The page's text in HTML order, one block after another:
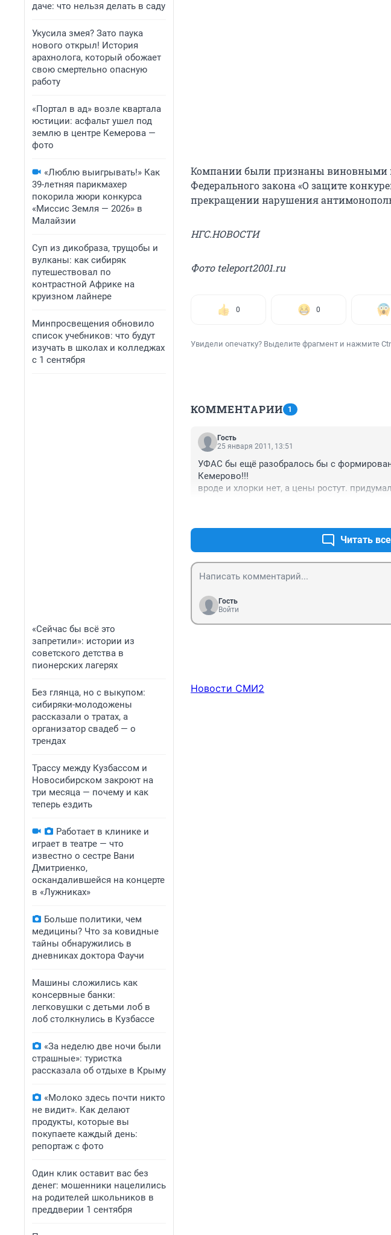
даче: что нельзя делать в саду
Укусила змея? Зато паука
нового открыл! История
арахнолога, который обожает
свою смертельно опасную
работу
«Портал в ад» возле квартала
юстиции: асфальт ушел под
землю в центре Кемерова —
фото
«Люблю выигрывать!» Как
39-летняя парикмахер
покорила жюри конкурса
«Миссис Земля — 2026» в
Малайзии
Суп из дикобраза, трущобы и
вулканы: как сибиряк
путешествовал по
контрастной Африке на
круизном лайнере
Минпросвещения обновило
список учебников: что будут
изучать в школах и колледжах
с 1 сентября
«Сейчас бы всё это
запретили»: истории из
советского детства в
пионерских лагерях
Без глянца, но с выкупом:
сибиряки-молодожены
рассказали о тратах, а
организатор свадеб — о
трендах
Трассу между Кузбассом и
Новосибирском закроют на
три месяца — почему и как
теперь ездить
Работает в клинике и
играет в театре — что
известно о сестре Вани
Дмитриенко,
оскандалившейся на концерте
в «Лужниках»
Больше политики, чем
медицины? Что за ковидные
тайны обнаружились в
дневниках доктора Фаучи
Машины сложились как
консервные банки:
легковушки с детьми лоб в
лоб столкнулись в Кузбассе
«За неделю две ночи были
страшные»: туристка
рассказала об отдыхе в Крыму
«Молоко здесь почти никто
не видит». Как делают
продукты, которые вы
покупаете каждый день:
репортаж с фото
Один клик оставит вас без
денег: мошенники нацелились
на родителей школьников в
преддверии 1 сентября
Компании были признаны виновными в
Федерального закона «О защите
прекращении нарушения
НГС.НОВОСТИ
Фото teleport2001.ru
0 0
Увидели опечатку? Выделите фрагмент и нажмите
КОММЕНТАРИИ 1
Гость
25 января 2011, 13:51
УФАС бы ещё разобралось бы с
Кемерово!!!
вроде и хлорки нет, а цены ростут.
Читать
Гость
Войти
Новости СМИ2